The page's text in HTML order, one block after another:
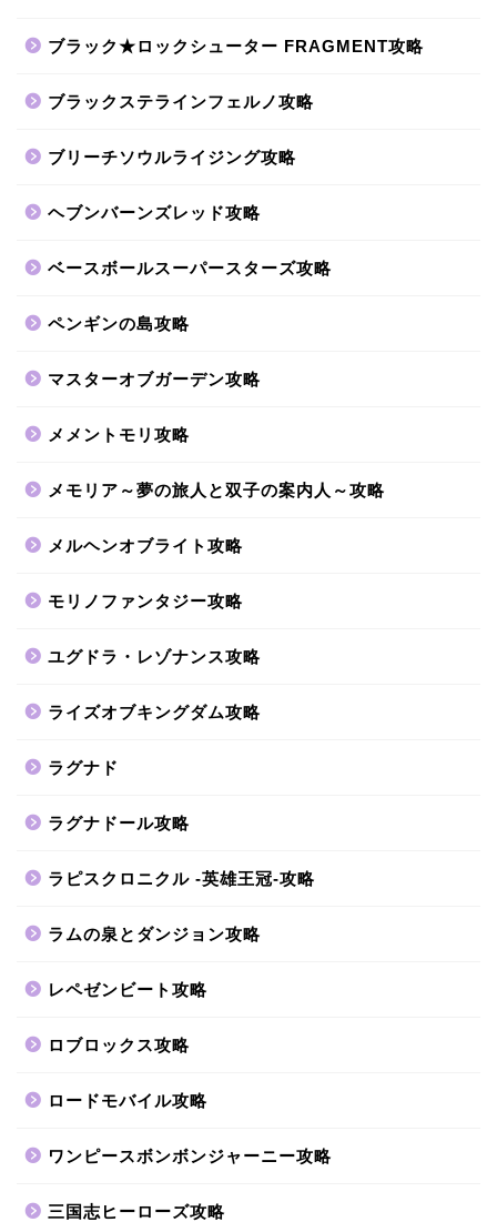
ブラック★ロックシューター FRAGMENT攻略
ブラックステラインフェルノ攻略
ブリーチソウルライジング攻略
ヘブンバーンズレッド攻略
ベースボールスーパースターズ攻略
ペンギンの島攻略
マスターオブガーデン攻略
メメントモリ攻略
メモリア～夢の旅人と双子の案内人～攻略
メルヘンオブライト攻略
モリノファンタジー攻略
ユグドラ・レゾナンス攻略
ライズオブキングダム攻略
ラグナド
ラグナドール攻略
ラピスクロニクル -英雄王冠-攻略
ラムの泉とダンジョン攻略
レペゼンビート攻略
ロブロックス攻略
ロードモバイル攻略
ワンピースボンボンジャーニー攻略
三国志ヒーローズ攻略